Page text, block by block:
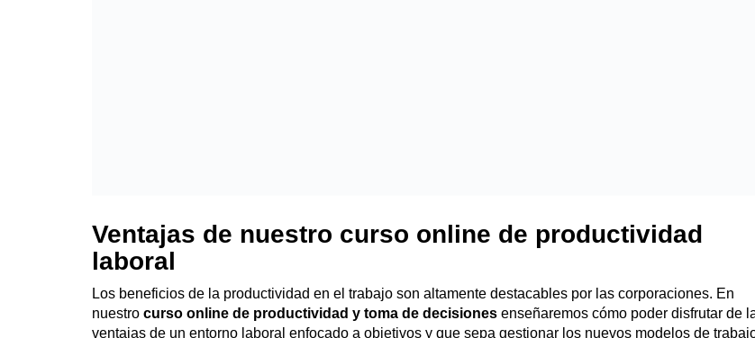
Permite un mayor autoconocimiento de las estructuras de la empresa: nuestro curso está planteado
para que todas las empresas puedan conocer sus carencias y sus virtudes para producir equipos
que sepan cómo gestionar mejor su estructura empresarial.
Fomenta el bienestar laboral: laproductividad en el trabajopermite un replanteamiento de los
procesos laborales, lo cual, consigue trabajadores que sepan cómo hacer su trabajo de manera